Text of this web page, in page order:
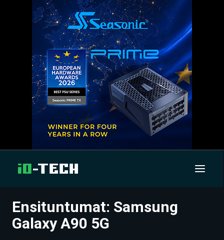
UUTISET
Ensituntumat: Samsung
Galaxy A90 5G